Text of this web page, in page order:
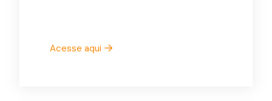
Acesse aqui